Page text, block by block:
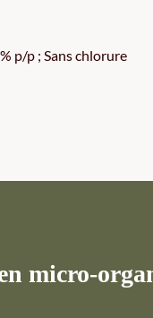
p/p ; Sans chlorure
micro-